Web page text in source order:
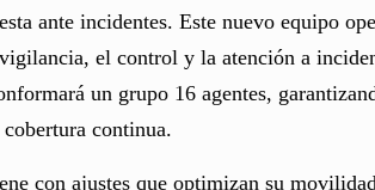
ante incidentes. Este nuevo equipo
el control y la atención a
un grupo 16 agentes,
cobertura continua.
con ajustes que optimizan su